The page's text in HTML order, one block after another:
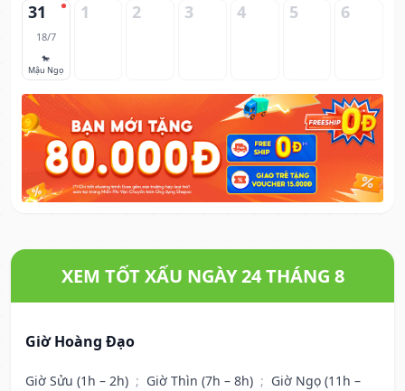
31
18/7
🐎
Mậu Ngọ
1 2 3 4 5 6
XEM TỐT XẤU NGÀY 24 THÁNG 8
Giờ Hoàng Đạo
Giờ Sửu (1h – 2h) ; Giờ Thìn (7h – 8h) ; Giờ Ngọ (11h –